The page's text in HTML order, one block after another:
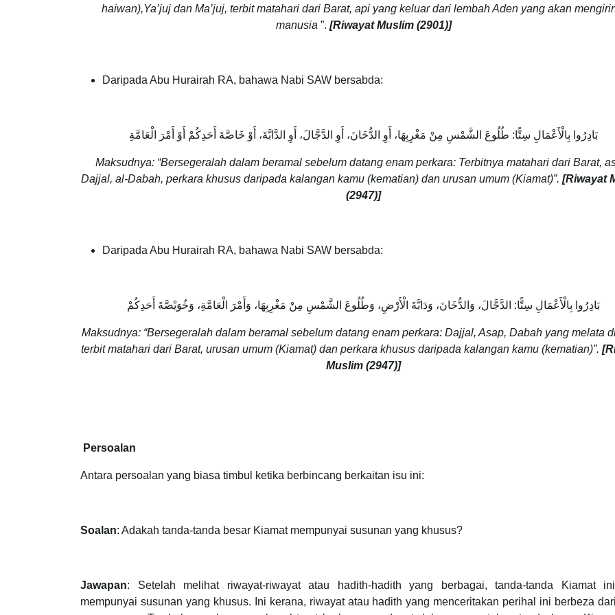
haiwan),Ya’juj dan Ma’juj, terbit matahari dari Barat, api yang keluar dari lembah Aden yang akan
manusia ”. [Riwayat Muslim (2901)]
Daripada Abu Hurairah RA, bahawa Nabi SAW bersabda:
بَادِرُوا بِالْأَعْمَالِ سِتًّا: طُلُوعَ الشَّمْسِ مِنْ مَغْرِبِهَا، أَوِ الدُّخَانَ، أَوِ الدَّجَّالَ، أَوِ الدَّابَّةَ، أَوْ خَاصَّةَ أَحَدِكُمْ أَوْ أَمْرَ الْعَامَّةِ
Maksudnya: “Bersegeralah dalam beramal sebelum datang enam perkara: Terbitnya matahari dari Barat,
Dajjal, al-Dabah, perkara khusus daripada kalangan kamu (kematian) dan urusan umum (Kiamat)”. [Riwayat
(2947)]
Daripada Abu Hurairah RA, bahawa Nabi SAW bersabda:
بَادِرُوا بِالْأَعْمَالِ سِتًّا: الدَّجَّالَ، وَالدُّخَانَ، وَدَابَّةَ الْأَرْضِ، وَطُلُوعَ الشَّمْسِ مِنْ مَغْرِبِهَا، وَأَمْرَ الْعَامَّةِ، وَخُوَيْصَّةَ أَحَدِكُمْ
Maksudnya: “Bersegeralah dalam beramal sebelum datang enam perkara: Dajjal, Asap, Dabah yang melata
terbit matahari dari Barat, urusan umum (Kiamat) dan perkara khusus daripada kalangan kamu (kematian)”.
Muslim (2947)]
Persoalan
Antara persoalan yang biasa timbul ketika berbincang berkaitan isu ini:
Soalan: Adakah tanda-tanda besar Kiamat mempunyai susunan yang khusus?
Jawapan: Setelah melihat riwayat-riwayat atau hadith-hadith yang berbagai, tanda-tanda Kiamat
mempunyai susunan yang khusus. Ini kerana, riwayat atau hadith yang menceritakan perihal ini berbeza